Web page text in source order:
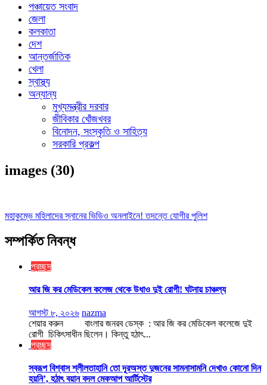
পঞ্চায়েত সংবাদ
জেলা
কলকাতা
দেশ
আন্তর্জাতিক
খেলা
স্বাস্থ্য
অন্যান্য
মুখ্যমন্ত্রীর দরবার
জীবিকার খোঁজখবর
বিনোদন, সংস্কৃতি ও সাহিত্য
সরকারি প্রকল্প
images (30)
Post
navigation
মহাকুম্ভে মহিলাদের স্নানের ভিডিও অনলাইনে! তদন্তে যোগীর পুলিশ
সম্পর্কিত নিবন্ধ
প্রচ্ছদ
আর জি কর মেডিকেল কলেজ থেকে উধাও দুই রোগী! ঘটনায় চাঞ্চল্য
আগস্ট ৮, ২০২৬ nazma
শেয়ার করুন বাংলার জনরব ডেস্ক : আর জি কর মেডিকেল কলেজে দুই
রোগী চিকিৎসাধীন ছিলেন। কিন্তু হঠাৎ...
প্রচ্ছদ
স্বরূপ বিশ্বাস শ্লীলতাহানি তো দূরঅস্ত দুজনের সামনাসামনি দেখাও কোনো দিন
হয়নি’, হঠাৎ বয়ান বদল মেকআপ আর্টিস্টের